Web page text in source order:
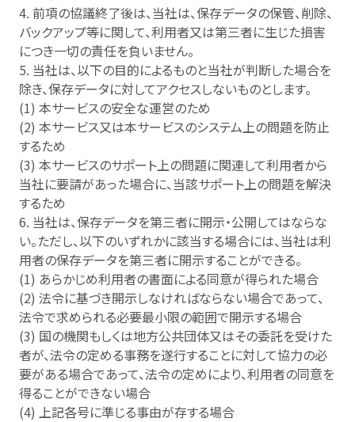
4. 前項の協議終了後は、当社は、保存データの保管、削除、
バックアップ等に関して、利用者又は第三者に生じた損害
につき一切の責任を負いません。
5. 当社は、以下の目的によるものと当社が判断した場合を
除き、保存データに対してアクセスしないものとします。
(1) 本サービスの安全な運営のため
(2) 本サービス又は本サービスのシステム上の問題を防止
するため
(3) 本サービスのサポート上の問題に関連して利用者から
当社に要請があった場合に、当該サポート上の問題を解決
するため
6. 当社は、保存データを第三者に開示・公開してはならな
い。ただし、以下のいずれかに該当する場合には、当社は利
用者の保存データを第三者に開示することができる。
(1) あらかじめ利用者の書面による同意が得られた場合
(2) 法令に基づき開示しなければならない場合であって、
法令で求められる必要最小限の範囲で開示する場合
(3) 国の機関もしくは地方公共団体又はその委託を受けた
者が、法令の定める事務を遂行することに対して協力の必
要がある場合であって、法令の定めにより、利用者の同意を
得ることができない場合
(4) 上記各号に準じる事由が存する場合